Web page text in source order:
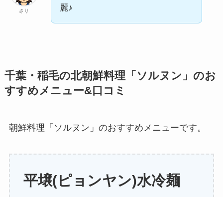
さり
麗♪
千葉・稲毛の北朝鮮料理「ソルヌン」のお
すすめメニュー&口コミ
朝鮮料理「ソルヌン」のおすすめメニューです。
平壌(ピョンヤン)水冷麺